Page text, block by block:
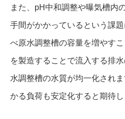
また、pH中和調整や曝気槽内
手間がかかっているという課
べ原水調整槽の容量を増やす
を製造することで流入する排
水調整槽の水質が均一化され
かる負荷も安定化すると期待し